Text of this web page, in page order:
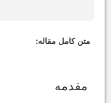
متن کامل مقاله:
مقدمه